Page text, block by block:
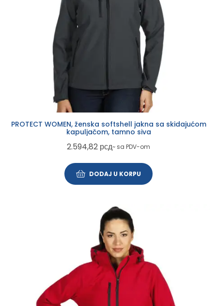
PROTECT WOMEN, ženska softshell jakna sa skidajućom
kapuljačom, tamno siva
2.594,82 рсд~ sa PDV-om
DODAJ U KORPU